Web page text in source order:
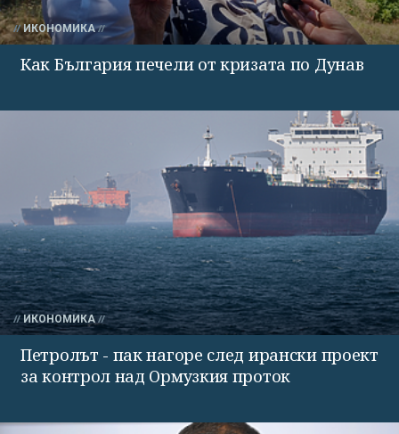
ИКОНОМИКА
Как България печели от кризата по Дунав
ИКОНОМИКА
Петролът - пак нагоре след ирански проект
за контрол над Ормузкия проток